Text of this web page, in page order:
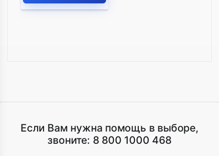
Если Вам нужна помощь в выборе,
звоните: 8 800 1000 468